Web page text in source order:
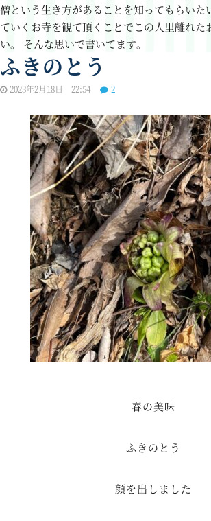
僧という生き方があることを知ってもらいた
ていくお寺を観て頂くことでこの人里離れた
い。 そんな思いで書いてます。
ふきのとう
2023年2月18日 22:54 2
春の美味
ふきのとう
顔を出しました